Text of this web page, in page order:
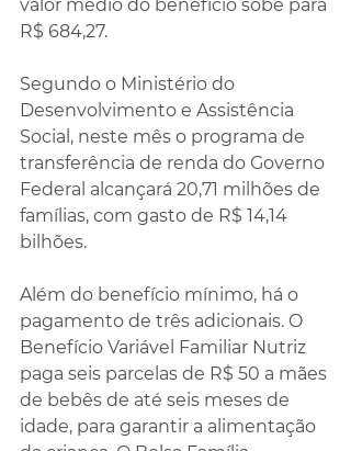
valor médio do benefício sobe para
R$ 684,27.
Segundo o Ministério do
Desenvolvimento e Assistência
Social, neste mês o programa de
transferência de renda do Governo
Federal alcançará 20,71 milhões de
famílias, com gasto de R$ 14,14
bilhões.
Além do benefício mínimo, há o
pagamento de três adicionais. O
Benefício Variável Familiar Nutriz
paga seis parcelas de R$ 50 a mães
de bebês de até seis meses de
idade, para garantir a alimentação